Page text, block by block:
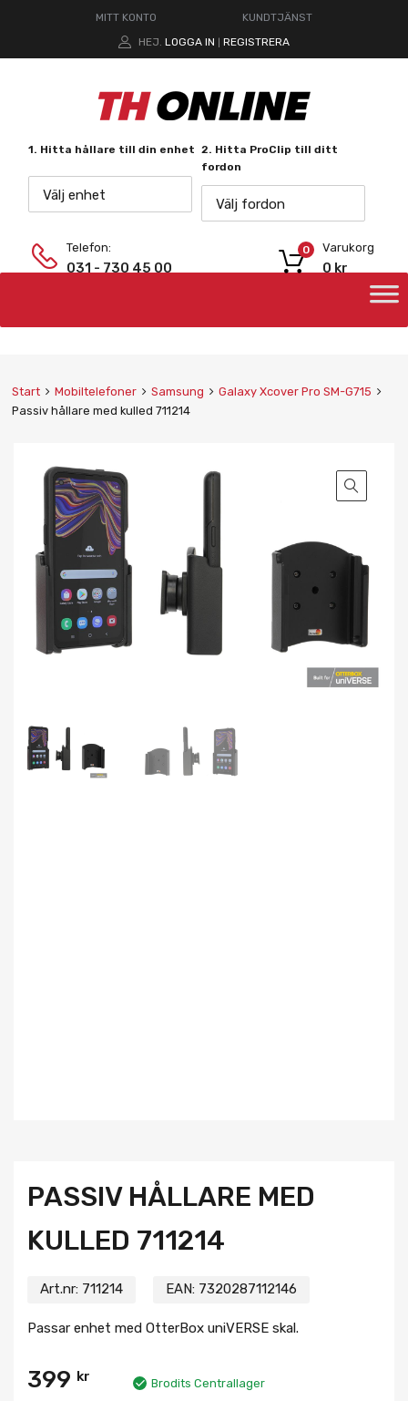
MITT KONTO
KUNDTJÄNST
HEJ. LOGGA IN REGISTRERA
1. Hitta hållare till din enhet
Välj enhet
2. Hitta ProClip till ditt
fordon
Välj fordon
Telefon:
031 - 730 45 00
Varukorg
0 kr
0
Start Mobiltelefoner Samsung
Galaxy Xcover Pro SM-G715
Passiv hållare med kulled 711214
PASSIV HÅLLARE MED
KULLED 711214
Art.nr: 711214 EAN: 7320287112146
Passar enhet med OtterBox uniVERSE skal.
399 kr Brodits Centrallager